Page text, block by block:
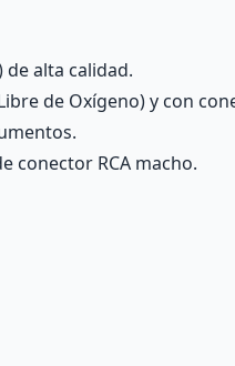
de alta calidad.
de Oxígeno) y con
conector RCA macho.